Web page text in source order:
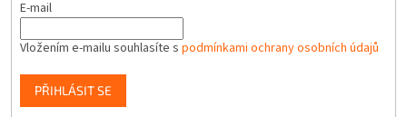
E-mail
Vložením e-mailu souhlasíte s podmínkami ochrany osobních údajů
PŘIHLÁSIT SE